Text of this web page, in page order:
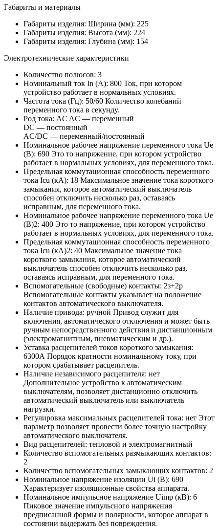
Габариты и материалы
Габариты изделия: Ширина (мм): 225
Габариты изделия: Высота (мм): 224
Габариты изделия: Глубина (мм): 154
Электротехнические характеристики
Количество полюсов: 3
Номинальный ток In (А): 800 Ток, при котором
устройство работает в нормальных условиях.
Частота тока (Гц): 50/60 Количество колебаний
переменного тока в секунду.
Род тока: AC AC — переменный
DC — постоянный
AC/DC — переменный/постоянный
Номинальное рабочее напряжение переменного тока Ue
(В): 690 Это то напряжение, при котором устройство
работает в нормальных условиях, для переменного тока.
Предельная коммутационная способность переменного
тока Icu (кА): 18 Максимальное значение тока короткого
замыкания, которое автоматический выключатель
способен отключить несколько раз, оставаясь
исправным, для переменного тока.
Номинальное рабочее напряжение переменного тока Ue
(В)2: 400 Это то напряжение, при котором устройство
работает в нормальных условиях, для переменного тока.
Предельная коммутационная способность переменного
тока Icu (кА)2: 40 Максимальное значение тока
короткого замыкания, которое автоматический
выключатель способен отключить несколько раз,
оставаясь исправным, для переменного тока.
Вспомогательные (свободные) контакты: 2з+2р
Вспомогательные контакты указывает на положение
контактов автоматического выключателя.
Наличие привода: ручной Привод служит для
включения, автоматического отключения и может быть
ручным непосредственного действия и дистанционным
(электромагнитным, пневматическим и др.).
Уставка расцепителей токов короткого замыкания:
6300А Порядок кратности номинальному току, при
котором срабатывает расцепитель.
Наличие независимого расцепителя: нет
Дополнительное устройство к автоматическим
выключателям, позволяет дистанционно отключить
автоматический выключатель или выключатель
нагрузки.
Регулировка максимальных расцепителей тока: нет Этот
параметр позволяет провести более точную настройку
автоматического выключателя.
Вид расцепителей: тепловой и электромагнитный
Количество вспомогательных размыкающих контактов:
2
Количество вспомогательных замыкающих контактов: 2
Номинальное напряжение изоляции Ui (В): 690
Характеризует изоляционные свойства аппарата.
Номинальное импульсное напряжение Uimp (кВ): 6
Пиковое значение импульсного напряжения
предписанной формы и полярности, которое аппарат в
состоянии выдержать без повреждения.